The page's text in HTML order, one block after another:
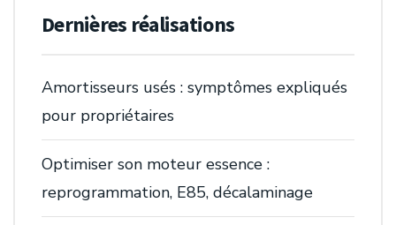
Dernières réalisations
Amortisseurs usés : symptômes expliqués
pour propriétaires
Optimiser son moteur essence :
reprogrammation, E85, décalaminage